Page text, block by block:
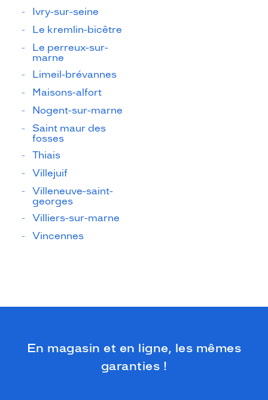
Ivry-sur-seine
Le kremlin-bicêtre
Le perreux-sur-
marne
Limeil-brévannes
Maisons-alfort
Nogent-sur-marne
Saint maur des
fosses
Thiais
Villejuif
Villeneuve-saint-
georges
Villiers-sur-marne
Vincennes
En magasin et en ligne, les mêmes
garanties !